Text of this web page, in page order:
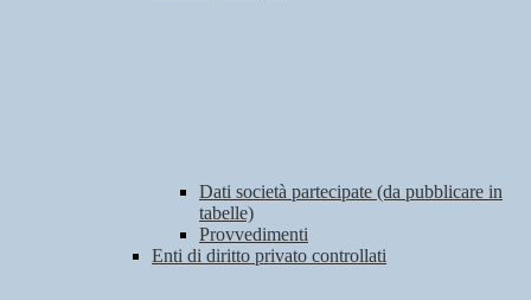
Dati società partecipate (da pubblicare in
tabelle)
Provvedimenti
Enti di diritto privato controllati